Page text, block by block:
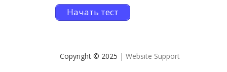
Начать тест
Copyright © 2025 | Website Support